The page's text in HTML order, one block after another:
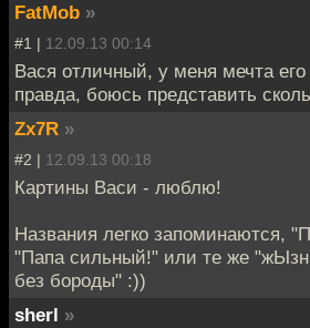
FatMob »
#1 | 12.09.13 00:14
Вася отличный, у меня мечта его
правда, боюсь представить
Zx7R »
#2 | 12.09.13 00:18
Картины Васи - люблю!
Названия легко запоминаются,
"Папа сильный!" или те же
без бороды" :))
sherl »